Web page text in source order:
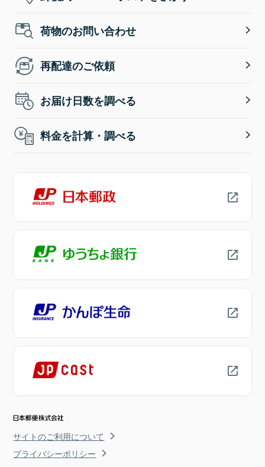
荷物のお問い合わせ
再配達のご依頼
お届け日数を調べる
料金を計算・調べる
サイトのご利用について
プライバシーポリシー